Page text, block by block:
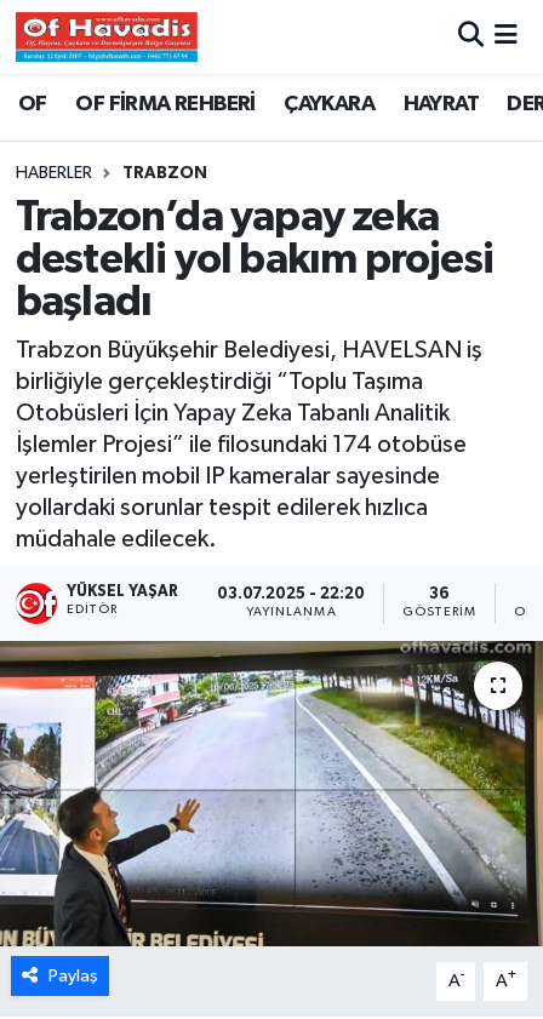
OF OF FİRMA REHBERİ ÇAYKARA HAYRAT
HABERLER TRABZON
Trabzon’da yapay zeka
destekli yol bakım projesi
başladı
Trabzon Büyükşehir Belediyesi, HAVELSAN iş
birliğiyle gerçekleştirdiği “Toplu Taşıma
Otobüsleri İçin Yapay Zeka Tabanlı Analitik
İşlemler Projesi” ile filosundaki 174 otobüse
yerleştirilen mobil IP kameralar sayesinde
yollardaki sorunlar tespit edilerek hızlıca
müdahale edilecek.
YÜKSEL YAŞAR
EDITÖR
03.07.2025 - 22:20
YAYINLANMA
36
GÖSTERIM
Paylaş A- A+
Trabzon Nöbetçi Eczaneler
Trabzon Namaz Vakitleri
Trabzon Trafik Yoğunluk Haritası
Süper Lig Puan Durumu ve Fikstür
Tüm Manşetler
Son Dakika Haberleri